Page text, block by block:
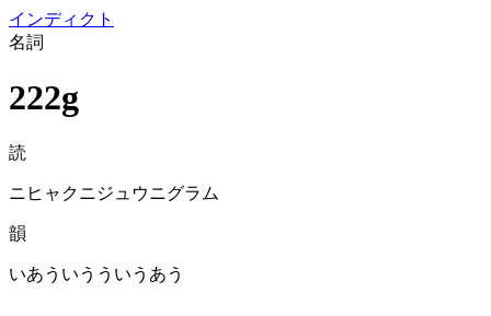
インディクト
名詞
222g
読
ニヒャクニジュウニグラム
韻
いあういうういうあう